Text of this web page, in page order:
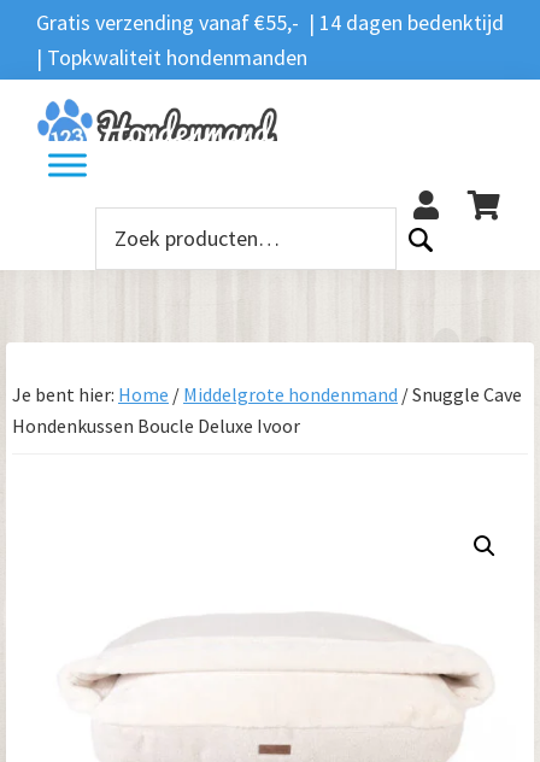
Spring
naar
de
hoofdnavigatie
Door
naar
de
hoofd
inhoud
Spring
naar
de
voettekst
Gratis verzending vanaf €55,- | 14 dagen bedenktijd
| Topkwaliteit hondenmanden
Zoeken
Zoeken
naar:
Je bent hier: Home / Middelgrote hondenmand /Snuggle Cave
Hondenkussen Boucle Deluxe Ivoor